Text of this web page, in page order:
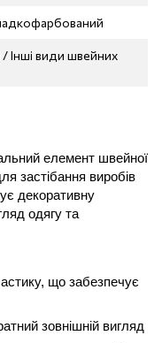
Інші види швейних
елемент швейної
застібання виробів
декоративну
одягу та
що забезпечує
зовнішній вигляд